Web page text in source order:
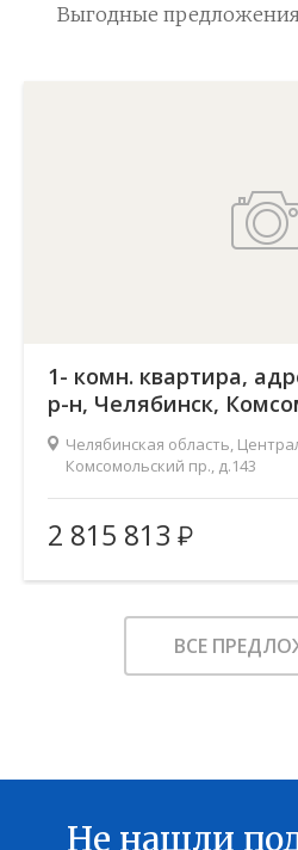
Выгодные
1- комн. квартира,
р-н, Челябинск,
д.143Челябинская область,
Комсомольский пр., д.143
Жилой комплекс:
Количество комнат:
Общая площадь:
В ИЗБРАННОЕ
2 815 813
ВСЕ
Не нашли